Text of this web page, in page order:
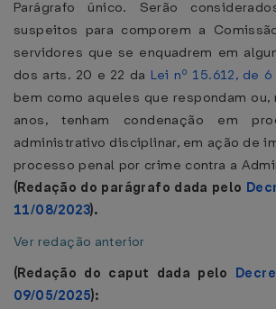
Parágrafo único. Serão
suspeitos para comporem a
servidores que se enquadrem em
dos arts. 20 e 22 da Lei nº 15.612, de
bem como aqueles que respondam
anos, tenham condenação em
administrativo disciplinar, em ação de
processo penal por crime contra a
(Redação do parágrafo dada pelo
11/08/2023).
Ver redação anterior
(Redação do caput dada pelo
09/05/2025):